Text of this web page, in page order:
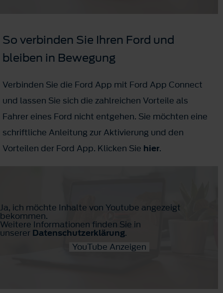
So verbinden Sie Ihren Ford und
bleiben in Bewegung
Verbinden Sie die Ford App mit Ford App Connect
und lassen Sie sich die zahlreichen Vorteile als
Fahrer eines Ford nicht entgehen. Sie möchten eine
schriftliche Anleitung zur Aktivierung und den
Vorteilen der Ford App. Klicken Sie hier.
Ja, ich möchte Inhalte von Youtube angezeigt
bekommen.
Weitere Informationen finden Sie in
unserer Datenschutzerklärung.
YouTube Anzeigen